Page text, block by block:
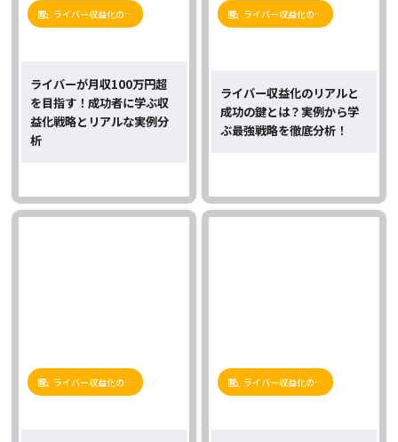
ライバー収益化の…
ライバーが月収100万円超
を目指す！成功者に学ぶ収
益化戦略とリアルな実例分
析
ライバー収益化の…
ライバー収益化のリアルと
成功の鍵とは？実例から学
ぶ最強戦略を徹底分析！
ライバー収益化の… ライバー収益化の…